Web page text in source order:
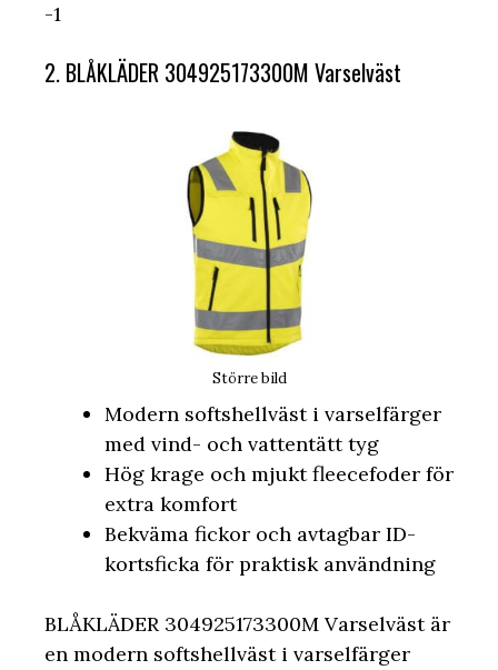
-1
2. BLÅKLÄDER 304925173300M Varselväst
Större bild
Modern softshellväst i varselfärger
med vind- och vattentätt tyg
Hög krage och mjukt fleecefoder för
extra komfort
Bekväma fickor och avtagbar ID-
kortsficka för praktisk användning
BLÅKLÄDER 304925173300M Varselväst är
en modern softshellväst i varselfärger